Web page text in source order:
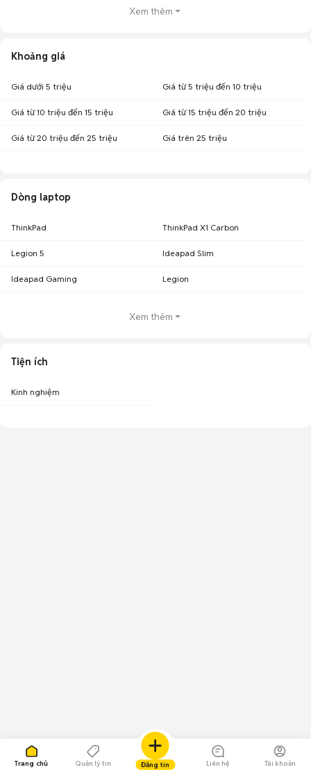
Trang chủ Quản lý tin Đăng tin Liên hệ Tài khoản
Xem thêm
Khoảng giá
Giá dưới 5 triệu Giá từ 5 triệu đến 10 triệu
Giá từ 10 triệu đến 15 triệu Giá từ 15 triệu đến 20 triệu
Giá từ 20 triệu đến 25 triệu Giá trên 25 triệu
Dòng laptop
ThinkPad ThinkPad X1 Carbon
Legion 5 Ideapad Slim
Ideapad Gaming Legion
Xem thêm
Tiện ích
Kinh nghiệm